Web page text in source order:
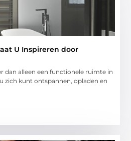
U Inspireren door
dan alleen een functionele ruimte in
zich kunt ontspannen, opladen en